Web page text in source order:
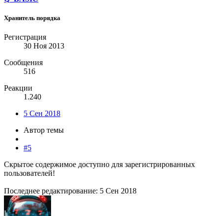
Хранитель порядка
Регистрация
30 Ноя 2013
Сообщения
516
Реакции
1.240
5 Сен 2018
Автор темы
#5
Скрытое содержимое доступно для зарегистрированных
пользователей!
Последнее редактирование: 5 Сен 2018